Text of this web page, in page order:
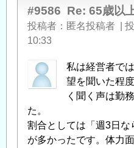
る
「Re:
65
以
上
術
者
#9586 Re: 65歳以
投稿者 匿名投稿者
10:33
私は経営者で
望を聞いた程
く聞く声は勤
た。
割合としては「週3日
が多かったです。体力